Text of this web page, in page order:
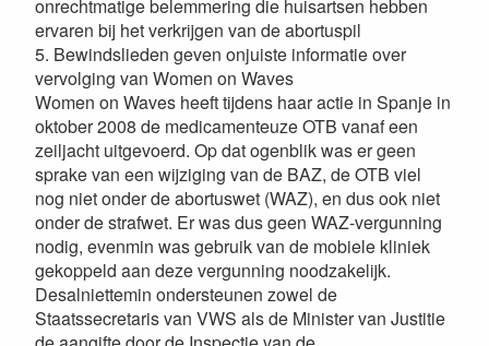
onrechtmatige belemmering die huisartsen hebben
ervaren bij het verkrijgen van de abortuspil
5. Bewindslieden geven onjuiste informatie over
vervolging van Women on Waves
Women on Waves heeft tijdens haar actie in Spanje in
oktober 2008 de medicamenteuze OTB vanaf een
zeiljacht uitgevoerd. Op dat ogenblik was er geen
sprake van een wijziging van de BAZ, de OTB viel
nog niet onder de abortuswet (WAZ), en dus ook niet
onder de strafwet. Er was dus geen WAZ-vergunning
nodig, evenmin was gebruik van de mobiele kliniek
gekoppeld aan deze vergunning noodzakelijk.
Desalniettemin ondersteunen zowel de
Staatssecretaris van VWS als de Minister van Justitie